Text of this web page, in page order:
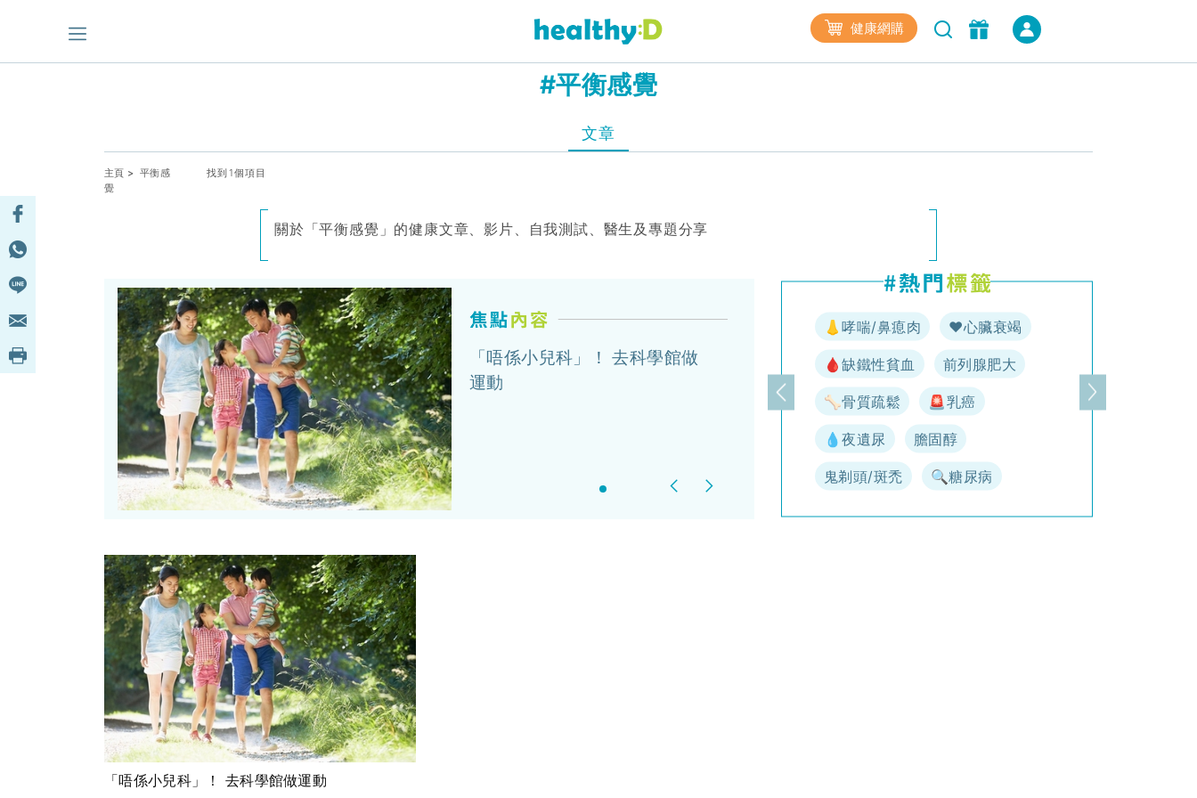
健康網購
#平衡感覺
文章
主頁 > 平衡感
覺
找到1個項目
關於「平衡感覺」的健康文章、影片、自我測試、醫生及專題分享
「唔係小兒科」！ 去科學館做
運動
Previous
上一頁
👃哮喘/鼻瘜肉 ♥️心臟衰竭
🩸缺鐵性貧血 前列腺肥大
🦴骨質疏鬆 🚨乳癌
💧夜遺尿 膽固醇
鬼剃頭/斑禿 🔍糖尿病
下一頁
「唔係小兒科」！ 去科學館做運動